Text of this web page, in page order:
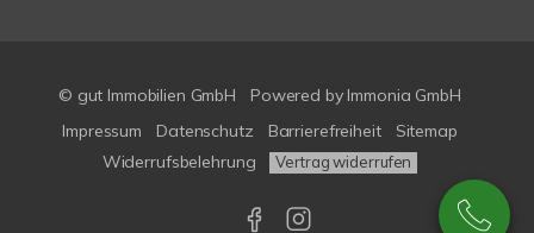
© gut Immobilien GmbH Powered by Immonia GmbH
Impressum
Datenschutz Barrierefreiheit
Sitemap
Widerrufsbelehrung
Vertrag widerrufen